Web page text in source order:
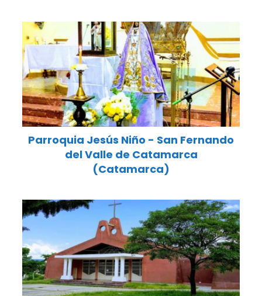
Parroquia Jesús Niño - San Fernando
del Valle de Catamarca
(Catamarca)